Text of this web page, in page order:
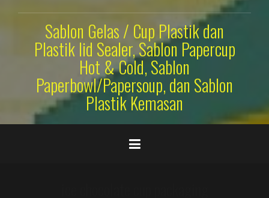
Sablon Gelas / Cup Plastik dan
Plastik lid Sealer, Sablon Papercup
Hot & Cold, Sablon
Paperbowl/Papersoup, dan Sablon
Plastik Kemasan